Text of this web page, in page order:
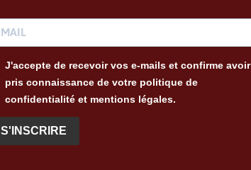
J'accepte de recevoir vos e-mails et confirme avoir
pris connaissance de votre politique de
confidentialité et mentions légales.
S'INSCRIRE